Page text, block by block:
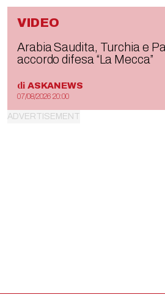
VIDEO
Arabia Saudita, Turchia e
accordo difesa “La Mecca”
di ASKANEWS
07/08/2026 20:00